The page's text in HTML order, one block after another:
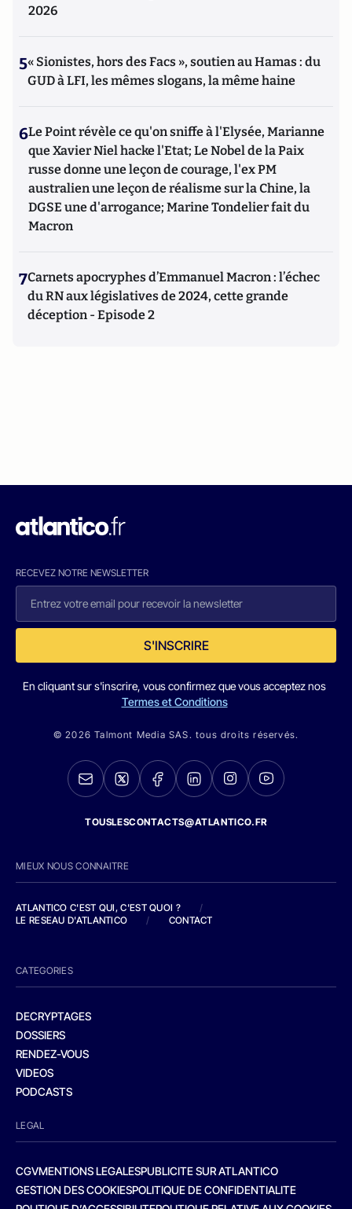
2026
5« Sionistes, hors des Facs », soutien au Hamas : du
GUD à LFI, les mêmes slogans, la même haine
6Le Point révèle ce qu'on sniffe à l'Elysée, Marianne
que Xavier Niel hacke l'Etat; Le Nobel de la Paix
russe donne une leçon de courage, l'ex PM
australien une leçon de réalisme sur la Chine, la
DGSE une d'arrogance; Marine Tondelier fait du
Macron
7Carnets apocryphes d’Emmanuel Macron : l’échec
du RN aux législatives de 2024, cette grande
déception - Episode 2
RECEVEZ NOTRE NEWSLETTER
S'INSCRIRE
En cliquant sur s'inscrire, vous confirmez que vous acceptez nos
Termes et Conditions
© 2026 Talmont Media SAS. tous droits réservés.
TOUSLESCONTACTS@ATLANTICO.FR
MIEUX NOUS CONNAITRE
ATLANTICO C'EST QUI, C'EST QUOI ?
/
LE RESEAU D'ATLANTICO
/ CONTACT
CATEGORIES
DECRYPTAGES
DOSSIERS
RENDEZ-VOUS
VIDEOS
PODCASTS
LEGAL
CGVMENTIONS LEGALESPUBLICITE SUR ATLANTICO
GESTION DES COOKIESPOLITIQUE DE CONFIDENTIALITE